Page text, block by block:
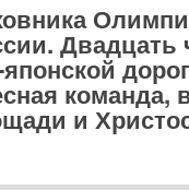
Двадцать
команда,
и